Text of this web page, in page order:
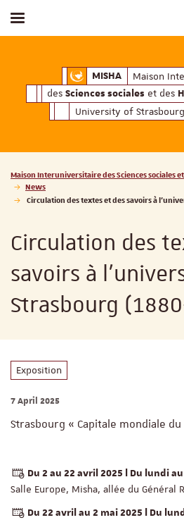
MISHAMaison
Maison
des Sciences sociales et des
University of Strasbourg
Toggle menu
Vous êtes ici :
Maison Interuniversitaire des Sciences sociales
News
Circulation des textes et des savoirs à
Circulation des
savoirs à
Strasbourg
Exposition
7 April 2025
Strasbourg « Capitale mondiale
Du 2 au 22 avril 2025 l Du lundi
Salle Europe, Misha, allée du Général
Du 22 avril au 2 mai 2025 l Du